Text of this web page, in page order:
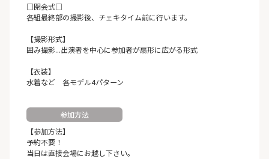
□閉会式□
各組最終部の撮影後、チェキタイム前に行います。
【撮影形式】
囲み撮影...出演者を中心に参加者が扇形に広がる形式
【衣装】
水着など 各モデル4パターン
参加方法
【参加方法】
予約不要！
当日は直接会場にお越し下さい。